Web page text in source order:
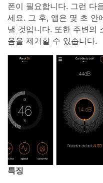
폰이 필요합니다. 그런 다
세요. 그 후, 앱은 몇 초 안
낼 것입니다. 또한 주변의
음을 제거할 수 있습니다.
특징